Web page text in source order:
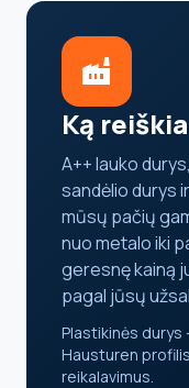
factory
Ką
A++ lauko
sandėlio durys
mūsų pačių
nuo metalo iki
geresnę kainą
pagal jūsų
Plastikinės durys
Hausturen
reikalavimus.